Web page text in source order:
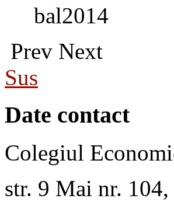
bal2014
Prev Next
Sus
Date contact
Colegiul
str. 9 Mai nr.